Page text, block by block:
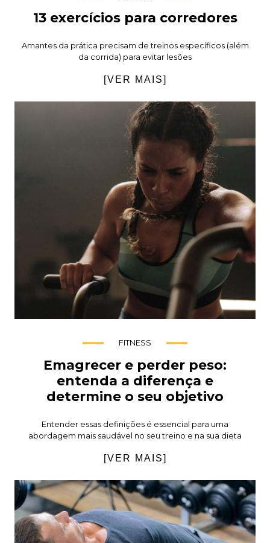
13 exercícios para corredores
Amantes da prática precisam de treinos específicos (além
da corrida) para evitar lesões
[VER MAIS]
FITNESS
Emagrecer e perder peso:
entenda a diferença e
determine o seu objetivo
Entender essas definições é essencial para uma
abordagem mais saudável no seu treino e na sua dieta
[VER MAIS]